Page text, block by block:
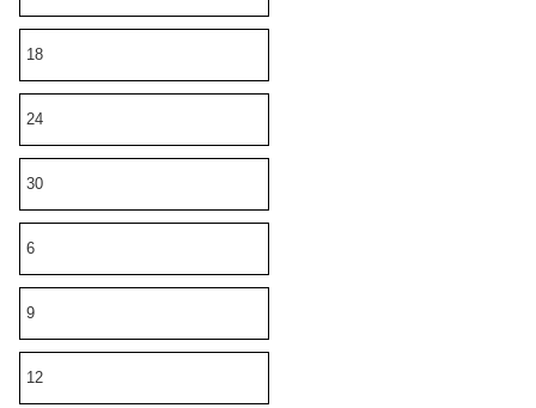
18
24
30
6
9
12